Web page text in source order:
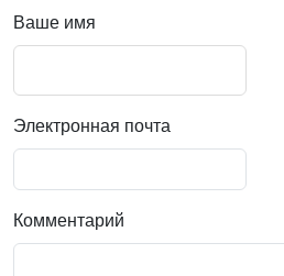
Ваше имя
Электронная почта
Комментарий